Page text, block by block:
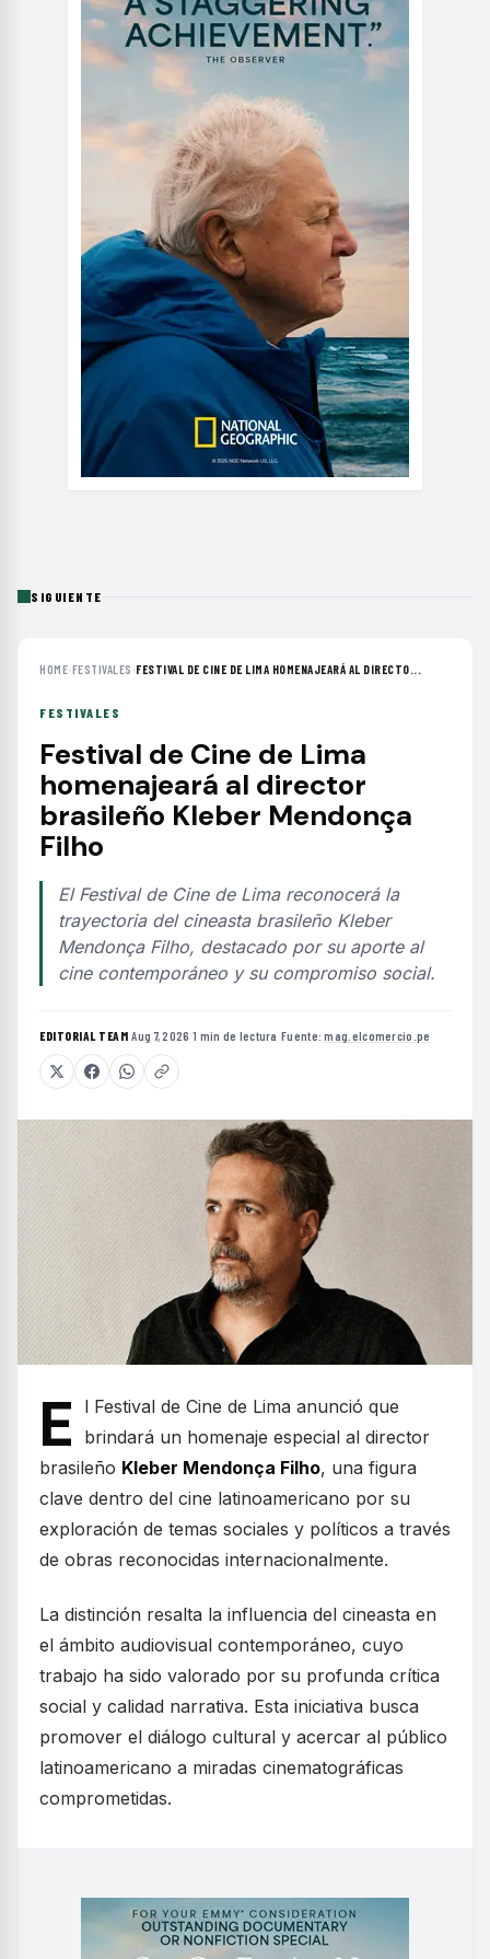
SIGUIENTE
HOME›FESTIVALES ›FESTIVAL DE CINE DE LIMA HOMENAJEARÁ AL DIRECTO...
FESTIVALES
Festival de Cine de Lima
homenajeará al director
brasileño Kleber Mendonça
Filho
El Festival de Cine de Lima reconocerá la
trayectoria del cineasta brasileño Kleber
Mendonça Filho, destacado por su aporte al
cine contemporáneo y su compromiso social.
EDITORIAL TEAM·Aug 7, 2026 ·1 min de lectura ·Fuente:mag.elcomercio.pe
E
l Festival de Cine de Lima anunció que
brindará un homenaje especial al director
brasileño Kleber Mendonça Filho, una figura
clave dentro del cine latinoamericano por su
exploración de temas sociales y políticos a través
de obras reconocidas internacionalmente.
La distinción resalta la influencia del cineasta en
el ámbito audiovisual contemporáneo, cuyo
trabajo ha sido valorado por su profunda crítica
social y calidad narrativa. Esta iniciativa busca
promover el diálogo cultural y acercar al público
latinoamericano a miradas cinematográficas
comprometidas.